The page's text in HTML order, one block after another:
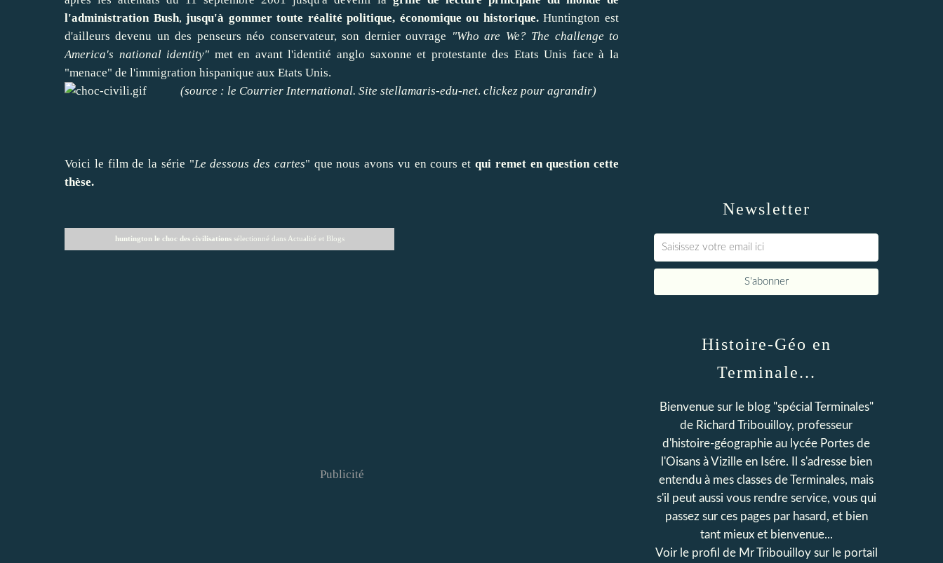
l'administration Bush,jusqu'à gommer toute réalité politique, économique ou historique.Huntington est
d'ailleurs devenu un des penseurs néo conservateur, son dernier ouvrage "Who are We? The challenge to
America's national identity" met en avant l'identité anglo saxonne et protestante des Etats Unis face à la
"menace" de l'immigration hispanique aux Etats Unis.
(source : le Courrier International. Site stellamaris-edu-net. clickez pour agrandir)
Voici le film de la série "Le dessous des cartes" que nous avons vu en cours et qui remet en question cette
thèse.
huntington le choc des civilisationssélectionné dans Actualité et Blogs
Publicité
Newsletter
Histoire-Géo en
Terminale...
Bienvenue sur le blog "spécial Terminales"
de Richard Tribouilloy, professeur
d'histoire-géographie au lycée Portes de
l'Oisans à Vizille en Isére. Il s'adresse bien
entendu à mes classes de Terminales, mais
s'il peut aussi vous rendre service, vous qui
passez sur ces pages par hasard, et bien
tant mieux et bienvenue...
Voir le profil de Mr Tribouilloysur le portail